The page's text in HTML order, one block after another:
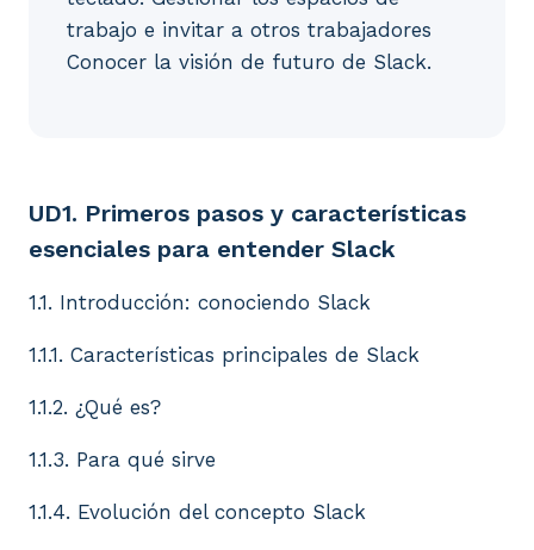
trabajo e invitar a otros trabajadores
Conocer la visión de futuro de Slack.
UD1. Primeros pasos y características esenciales
UD1. Primeros pasos y características
esenciales para entender Slack
1.1. Introducción: conociendo Slack
1.1.1. Características principales de Slack
1.1.2. ¿Qué es?
1.1.3. Para qué sirve
1.1.4. Evolución del concepto Slack